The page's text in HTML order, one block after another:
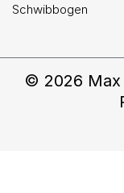
Schwibbogen
© 2026 Max